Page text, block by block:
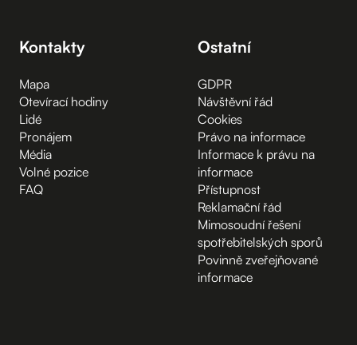
Kontakty
Mapa
Otevírací hodiny
Lidé
Pronájem
Média
Volné pozice
FAQ
Ostatní
GDPR
Návštěvní řád
Cookies
Právo na informace
Informace k právu na
informace
Přístupnost
Reklamační řád
Mimosoudní řešení
spotřebitelských sporů
Povinně zveřejňované
informace